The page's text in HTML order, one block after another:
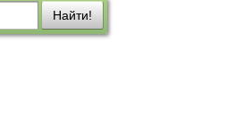
Найти!